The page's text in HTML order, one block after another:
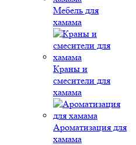
Мебель для
хамама
Краны и
смесители для
хамама
Ароматизация для
хамама